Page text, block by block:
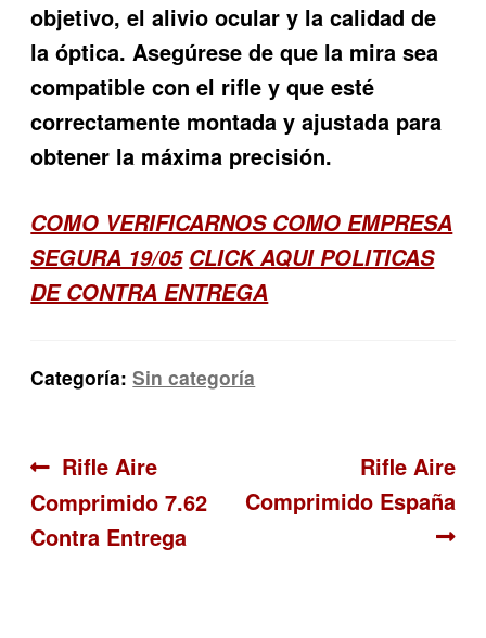
objetivo, el alivio ocular y la calidad de
la óptica. Asegúrese de que la mira sea
compatible con el rifle y que esté
correctamente montada y ajustada para
obtener la máxima precisión.
COMO VERIFICARNOS COMO EMPRESA
SEGURA 19/05 CLICK AQUI POLITICAS
DE CONTRA ENTREGA
Categoría:Sin categoría
Navegación
de
Anterior:
Rifle Aire
Comprimido 7.62
Contra Entrega
Siguiente:
Rifle Aire
Comprimido España